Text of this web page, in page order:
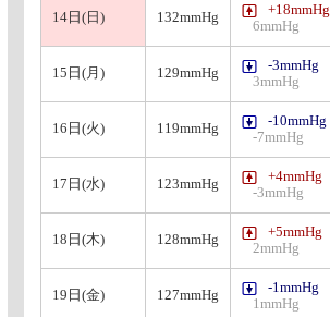
14日(日) 132mmHg
+18mmHg
6mmHg
15日(月) 129mmHg
-3mmHg
3mmHg
16日(火) 119mmHg
-10mmHg
-7mmHg
17日(水) 123mmHg
+4mmHg
-3mmHg
18日(木) 128mmHg
+5mmHg
2mmHg
19日(金) 127mmHg
-1mmHg
1mmHg